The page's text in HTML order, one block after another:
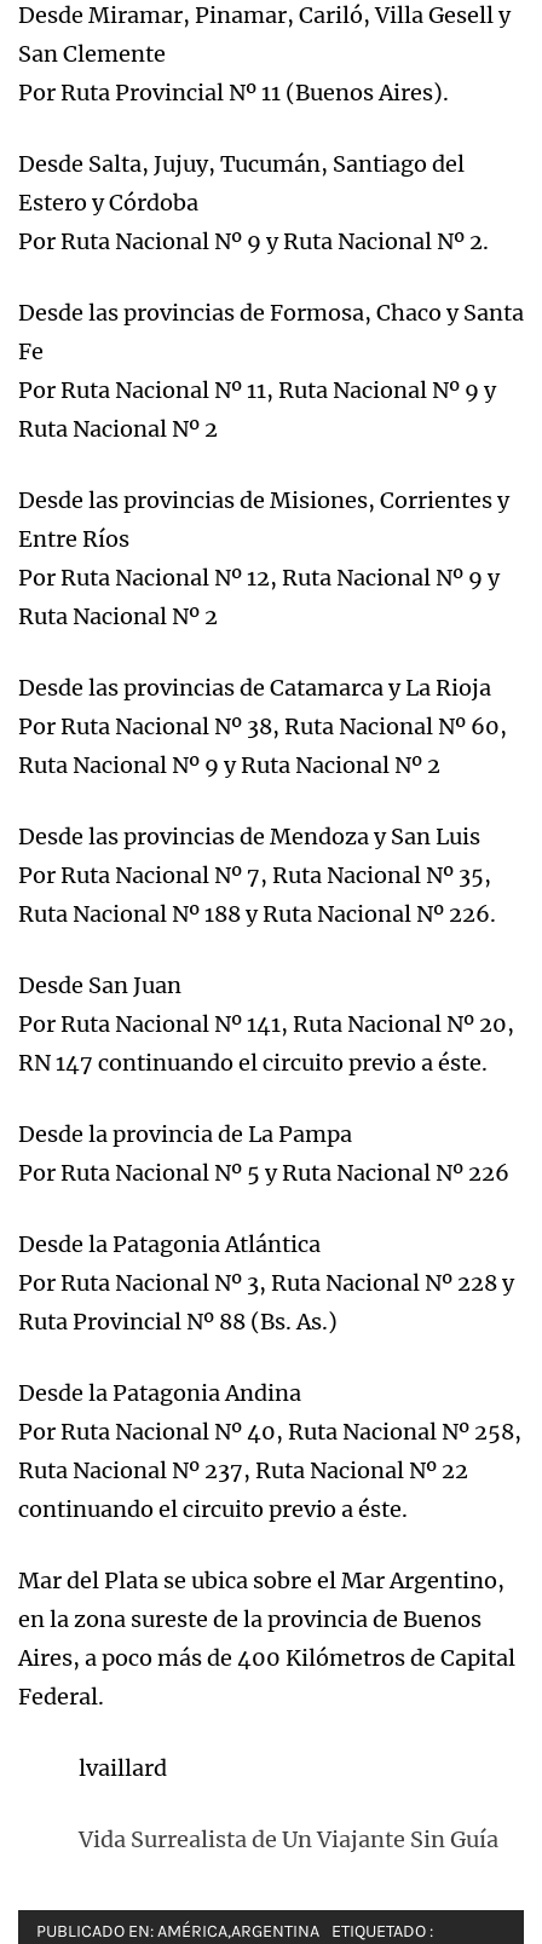
Desde Miramar, Pinamar, Cariló, Villa Gesell y
San Clemente
Por Ruta Provincial Nº 11 (Buenos Aires).
Desde Salta, Jujuy, Tucumán, Santiago del
Estero y Córdoba
Por Ruta Nacional Nº 9 y Ruta Nacional Nº 2.
Desde las provincias de Formosa, Chaco y Santa
Fe
Por Ruta Nacional Nº 11, Ruta Nacional Nº 9 y
Ruta Nacional Nº 2
Desde las provincias de Misiones, Corrientes y
Entre Ríos
Por Ruta Nacional Nº 12, Ruta Nacional Nº 9 y
Ruta Nacional Nº 2
Desde las provincias de Catamarca y La Rioja
Por Ruta Nacional Nº 38, Ruta Nacional Nº 60,
Ruta Nacional Nº 9 y Ruta Nacional Nº 2
Desde las provincias de Mendoza y San Luis
Por Ruta Nacional Nº 7, Ruta Nacional Nº 35,
Ruta Nacional Nº 188 y Ruta Nacional Nº 226.
Desde San Juan
Por Ruta Nacional Nº 141, Ruta Nacional Nº 20,
RN 147 continuando el circuito previo a éste.
Desde la provincia de La Pampa
Por Ruta Nacional Nº 5 y Ruta Nacional Nº 226
Desde la Patagonia Atlántica
Por Ruta Nacional Nº 3, Ruta Nacional Nº 228 y
Ruta Provincial Nº 88 (Bs. As.)
Desde la Patagonia Andina
Por Ruta Nacional Nº 40, Ruta Nacional Nº 258,
Ruta Nacional Nº 237, Ruta Nacional Nº 22
continuando el circuito previo a éste.
Mar del Plata se ubica sobre el Mar Argentino,
en la zona sureste de la provincia de Buenos
Aires, a poco más de 400 Kilómetros de Capital
Federal.
lvaillard
Vida Surrealista de Un Viajante Sin Guía
PUBLICADO EN:AMÉRICA,ARGENTINA
ETIQUETADO :